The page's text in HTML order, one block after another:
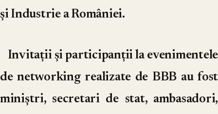
și Industrie a României.
Invitații și participanții la evenimentele
de networking realizate de BBB au fost
miniștri, secretari de stat, ambasadori,